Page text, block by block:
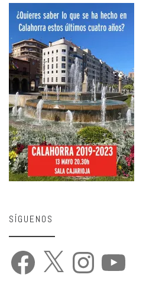
SÍGUENOS
Facebook Instagram YouTube